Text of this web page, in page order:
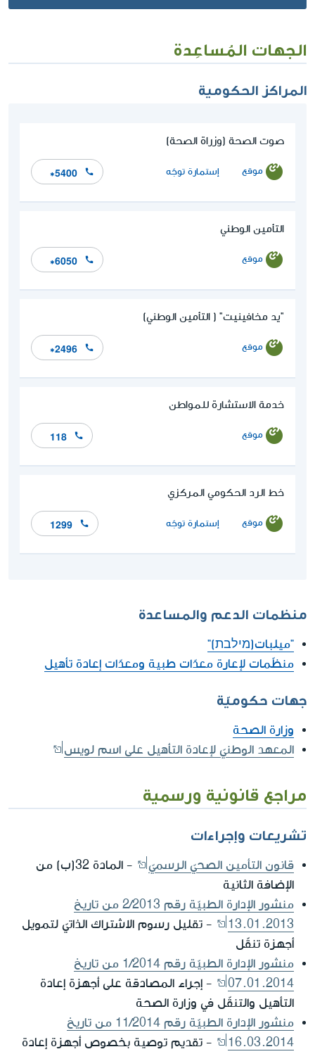
الجهات المُساعِدة
المراكز الحكومية
صوت الصحة (وزراة الصحة)
موقع إستمارة توجّه *5400
التأمين الوطني
موقع *6050
"يد مخافينيت" ( التأمين الوطني)
موقع *2496
خدمة الاستشارة للمواطن
موقع 118
خط الرد الحكومي المركزي
موقع إستمارة توجّه 1299
منظمات الدعم والمساعدة
"ميلبات(מילבת)"
منظّمات لإعارة معدّات طبية ومعدّات إعادة تأهيل
جهات حكوميّة
وزارة الصحة
المعهد الوطنيّ لإعادة التأهيل على اسم لويس
مراجع قانونية ورسمية
تشريعات وإجراءات
قانون التأمين الصحيّ الرسميّ
- المادة 32(ب) من
الإضافة الثانية
منشور الإدارة الطبيّة رقم 2/2013 من تاريخ
13.01.2013
- تقليل رسوم الاشتراك الذاتيّ لتمويل
أجهزة تنقّل
منشور الإدارة الطبيّة رقم 1/2014 من تاريخ
07.01.2014
- إجراء المصادقة على أجهزة إعادة
التأهيل والتنقّل في وزارة الصحة
منشور الإدارة الطبيّة رقم 11/2014 من تاريخ
16.03.2014
- تقديم توصية بخصوص أجهزة إعادة